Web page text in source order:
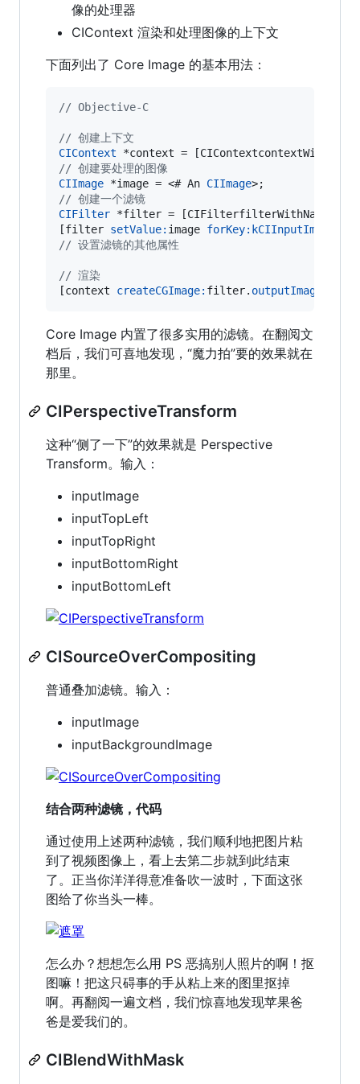
像的处理器
CIContext 渲染和处理图像的上下文
下面列出了 Core Image 的基本用法：
// Objective-C
// 创建上下文
CIContext *context =
// 创建要处理的图像
CIImage *image = <# An CIImage
// 创建一个滤镜
CIFilter *filter = [CIFilterfilterWithName:
[filter setValue: image forKey: kCIInputImageKey
// 设置滤镜的其他属性
// 渲染
[context createCGImage: filter.
Core Image 内置了很多实用的滤镜。在翻阅文
档后，我们可喜地发现，“魔力拍”要的效果就在
那里。
CIPerspectiveTransform
这种“侧了一下”的效果就是 Perspective
Transform。输入：
inputImage
inputTopLeft
inputTopRight
inputBottomRight
inputBottomLeft
CISourceOverCompositing
普通叠加滤镜。输入：
inputImage
inputBackgroundImage
结合两种滤镜，代码
通过使用上述两种滤镜，我们顺利地把图片粘
到了视频图像上，看上去第二步就到此结束
了。正当你洋洋得意准备吹一波时，下面这张
图给了你当头一棒。
怎么办？想想怎么用 PS 恶搞别人照片的啊！抠
图嘛！把这只碍事的手从粘上来的图里抠掉
啊。再翻阅一遍文档，我们惊喜地发现苹果爸
爸是爱我们的。
CIBlendWithMask